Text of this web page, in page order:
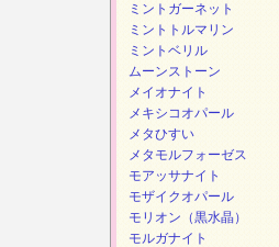
ミントガーネット
ミントトルマリン
ミントベリル
ムーンストーン
メイオナイト
メキシコオパール
メタひすい
メタモルフォーゼス
モアッサナイト
モザイクオパール
モリオン（黒水晶）
モルガナイト